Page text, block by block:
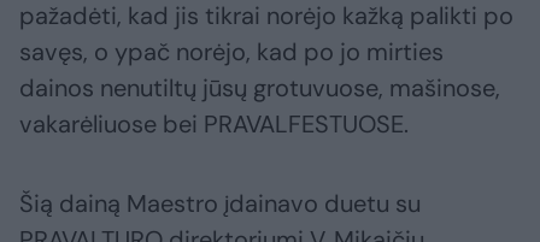
pažadėti, kad jis tikrai norėjo kažką palikti po
savęs, o ypač norėjo, kad po jo mirties
dainos nenutiltų jūsų grotuvuose, mašinose,
vakarėliuose bei PRAVALFESTUOSE.
Šią dainą Maestro įdainavo duetu su